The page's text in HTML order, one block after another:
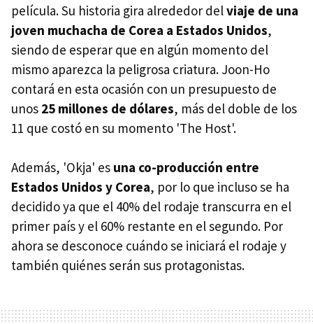
película. Su historia gira alrededor delviaje de una
joven muchacha de Corea a Estados Unidos,
siendo de esperar que en algún momento del
mismo aparezca la peligrosa criatura. Joon-Ho
contará en esta ocasión con un presupuesto de
unos 25 millones de dólares, más del doble de los
11 que costó en su momento 'The Host'.
Además, 'Okja' es una co-producción entre
Estados Unidos y Corea, por lo que incluso se ha
decidido ya que el 40% del rodaje transcurra en el
primer país y el 60% restante en el segundo. Por
ahora se desconoce cuándo se iniciará el rodaje y
también quiénes serán sus protagonistas.